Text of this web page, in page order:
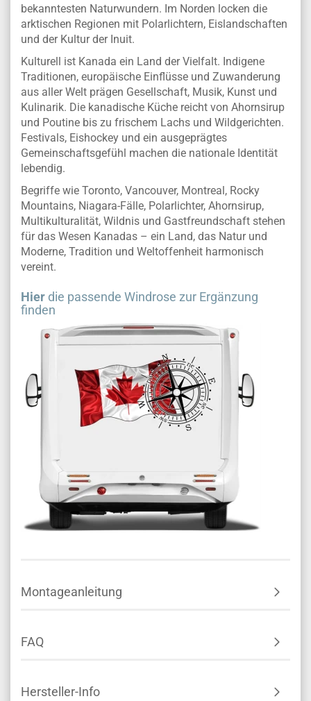
bekanntesten Naturwundern. Im Norden locken die
arktischen Regionen mit Polarlichtern, Eislandschaften
und der Kultur der Inuit.
Kulturell ist Kanada ein Land der Vielfalt. Indigene
Traditionen, europäische Einflüsse und Zuwanderung
aus aller Welt prägen Gesellschaft, Musik, Kunst und
Kulinarik. Die kanadische Küche reicht von Ahornsirup
und Poutine bis zu frischem Lachs und Wildgerichten.
Festivals, Eishockey und ein ausgeprägtes
Gemeinschaftsgefühl machen die nationale Identität
lebendig.
Begriffe wie Toronto, Vancouver, Montreal, Rocky
Mountains, Niagara-Fälle, Polarlichter, Ahornsirup,
Multikulturalität, Wildnis und Gastfreundschaft stehen
für das Wesen Kanadas – ein Land, das Natur und
Moderne, Tradition und Weltoffenheit harmonisch
vereint.
Hier die passende Windrose zur Ergänzung
finden
Montageanleitung
FAQ
Hersteller-Info